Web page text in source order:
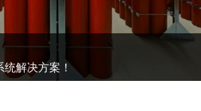
统解决方案！